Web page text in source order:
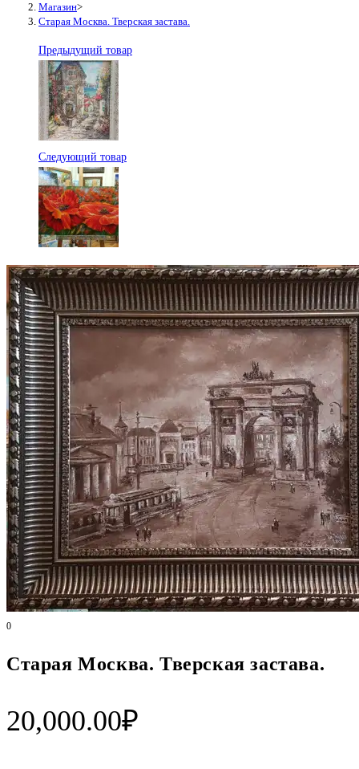
Магазин>
Старая Москва. Тверская застава.
Предыдущий товар
Следующий товар
0
Старая Москва. Тверская застава.
20,000.00₽